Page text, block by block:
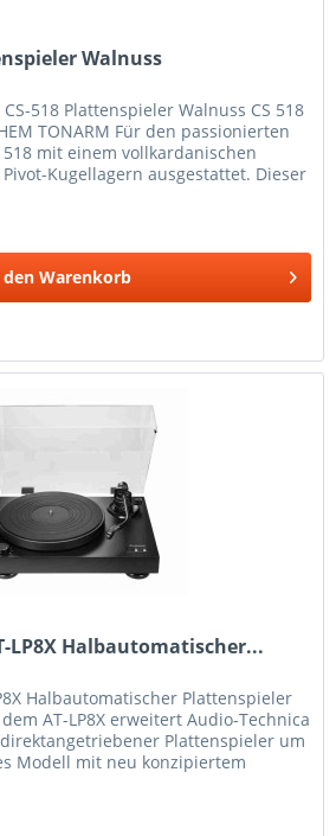
Walnuss
CS-518 Plattenspieler Walnuss CS 518
TONARM Für den passionierten
mit einem vollkardanischen
Kugellagern ausgestattet. Dieser
Warenkorb
LP8X Halbautomatischer...
Halbautomatischer Plattenspieler
AT-LP8X erweitert Audio-Technica
Plattenspieler um
Modell mit neu konzipiertem